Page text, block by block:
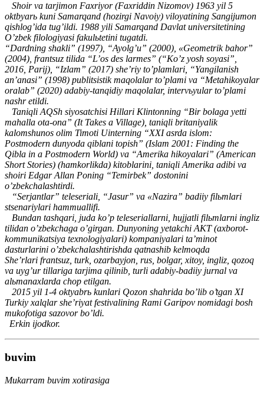
Shoir va tarjimon Faxriyor (Faxriddin Nizomov) 1963 yil 5
oktbyarь kuni Samarqand (hozirgi Navoiy) viloyatining Sangijumon
qishlog’ida tug’ildi. 1988 yili Samarqand Davlat universitetining
O’zbek filologiyasi fakulьtetini tugatdi.
“Dardning shakli” (1997), “Ayolg’u” (2000), «Geometrik bahor”
(2004), frantsuz tilida “L’os des larmes” (“Ko’z yosh soyasi”,
2016, Parij), “Izlam” (2017) she’riy to’plamlari, “Yangilanish
an’anasi” (1998) publitsistik maqolalar to’plami va “Metahikoyalar
oralab” (2020) adabiy-tanqidiy maqolalar, intervьyular to’plami
nashr etildi.
Taniqli AQSh siyosatchisi Hillari Klintonning “Bir bolaga yetti
mahalla ota-ona” (It Takes a Village), taniqli britaniyalik
kalomshunos olim Timoti Uinterning “XXI asrda islom:
Postmodern dunyoda qiblani topish” (Islam 2001: Finding the
Qibla in a Postmodern World) va “Amerika hikoyalari” (American
Short Stories) (hamkorlikda) kitoblarini, taniqli Amerika adibi va
shoiri Edgar Allan Poning “Temirbek” dostonini
o’zbekchalashtirdi.
“Serjantlar” teleseriali, “Jasur” va «Nazira” badiiy filьmlari
stsenariylari hammuallifi.
Bundan tashqari, juda ko’p teleseriallarni, hujjatli filьmlarni ingliz
tilidan o’zbekchaga o’girgan. Dunyoning yetakchi AKT (axborot-
kommunikatsiya texnologiyalari) kompaniyalari ta’minot
dasturlarini o’zbekchalashtirishda qatnashib kelmoqda
She’rlari frantsuz, turk, ozarbayjon, rus, bolgar, xitoy, ingliz, qozoq
va uyg’ur tillariga tarjima qilinib, turli adabiy-badiiy jurnal va
alьmanaxlarda chop etilgan.
2015 yil 1-4 oktyabrь kunlari Qozon shahrida bo’lib o’tgan XI
Turkiy xalqlar she’riyat festivalining Rami Garipov nomidagi bosh
mukofotiga sazovor bo’ldi.
Erkin ijodkor.
buvim
Mukarram buvim xotirasiga